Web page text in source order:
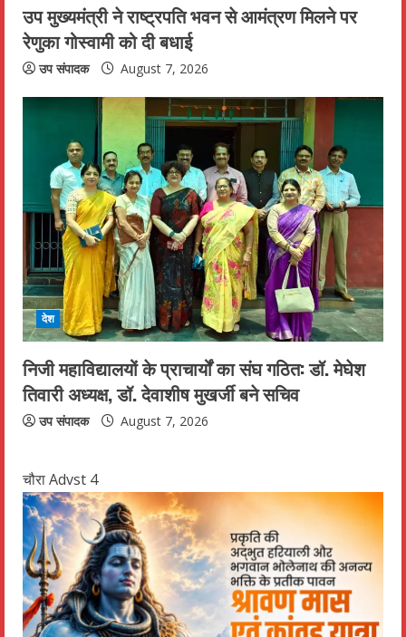
उप मुख्यमंत्री ने राष्ट्रपति भवन से आमंत्रण मिलने पर
रेणुका गोस्वामी को दी बधाई
उप संपादक August 7, 2026
देश
निजी महाविद्यालयों के प्राचार्यों का संघ गठित: डॉ. मेघेश
तिवारी अध्यक्ष, डॉ. देवाशीष मुखर्जी बने सचिव
उप संपादक August 7, 2026
चौरा Advst 4